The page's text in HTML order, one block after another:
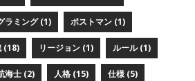
ラミング (1) ポストマン (1)
(18) リージョン (1) ルール (1)
海士 (2) 人格 (15) 仕様 (5)